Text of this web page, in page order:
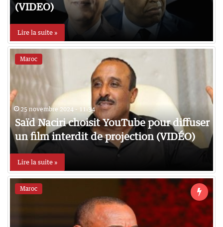
(VIDEO)
Lire la suite »
Maroc
25 novembre 2024 - 11:34
Saïd Naciri choisit YouTube pour diffuser
un film interdit de projection (VIDÉO)
Lire la suite »
Maroc